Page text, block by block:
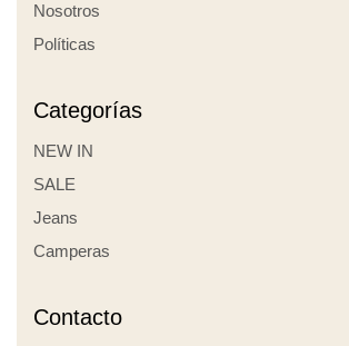
Nosotros
Políticas
Categorías
NEW IN
SALE
Jeans
Camperas
Contacto